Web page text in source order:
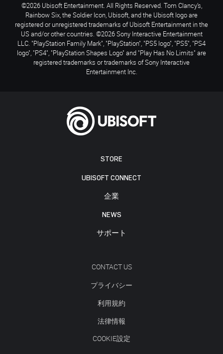
STORE
UBISOFT CONNECT
企業
NEWS
サポート
CONTACT US
プライバシー
利用規約
法律情報
COOKIE設定
©2026 Ubisoft Entertainment. All Rights Reserved. Tom Clancy’s,
Rainbow Six, the Soldier Icon, Ubisoft, and the Ubisoft logo are
registered or unregistered trademarks of Ubisoft Entertainment in the
US and/or other countries. ©2026 Sony Interactive Entertainment
LLC. "PlayStation Family Mark", "PlayStation", "PS5 logo", "PS5", "PS4
logo", "PS4", "PlayStation Shapes Logo" and "Play Has No Limits" are
registered trademarks or trademarks of Sony Interactive
Entertainment Inc.